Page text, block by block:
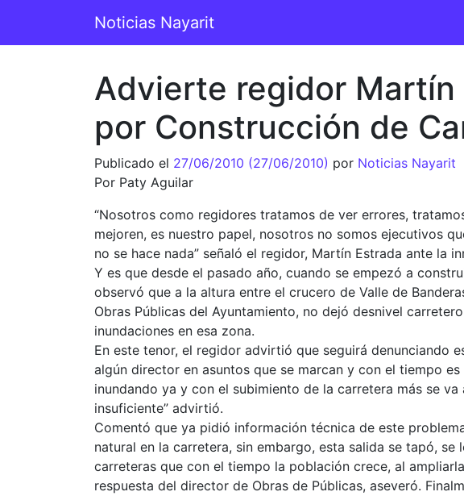
Navegación principal
Noticias Nayarit
Advierte regidor Martín
por Construcción de
Publicado el 27/06/2010 (27/06/2010) por Noticias Nayarit
Por Paty Aguilar
“Nosotros como regidores tratamos de ver errores,
mejoren, es nuestro papel, nosotros no somos ejecutivos
no se hace nada” señaló el regidor, Martín Estrada ante la
Y es que desde el pasado año, cuando se empezó a
observó que a la altura entre el crucero de Valle de
Obras Públicas del Ayuntamiento, no dejó desnivel
inundaciones en esa zona.
En este tenor, el regidor advirtió que seguirá
algún director en asuntos que se marcan y con el tiempo
inundando ya y con el subimiento de la carretera más se
insuficiente” advirtió.
Comentó que ya pidió información técnica de este
natural en la carretera, sin embargo, esta salida se tapó,
carreteras que con el tiempo la población crece, al
respuesta del director de Obras de Públicas, aseveró.